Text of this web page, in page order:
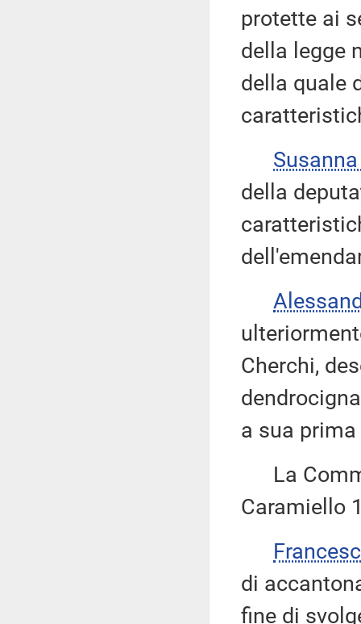
protette ai
della legge
della quale
della
Cherchi,
a sua
La
Caramiello
di
fine di